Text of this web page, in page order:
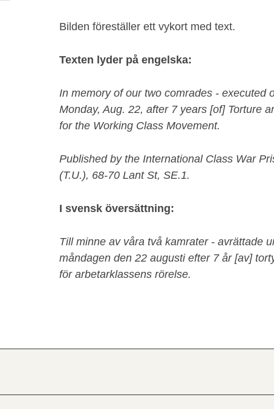
Bilden föreställer ett vykort med text.
Texten lyder på engelska:
In memory of our two comrades - executed
Monday, Aug. 22, after 7 years [of] Torture
for the Working Class Movement.
Published by the International Class War
(T.U.), 68-70 Lant St, SE.1.
I svensk översättning:
Till minne av våra två kamrater - avrättade
måndagen den 22 augusti efter 7 år [av]
för arbetarklassens rörelse.